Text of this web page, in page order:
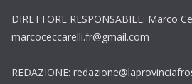
DIRETTORE RESPONSABILE: Marco
marcoceccarelli.fr@gmail.com
REDAZIONE: